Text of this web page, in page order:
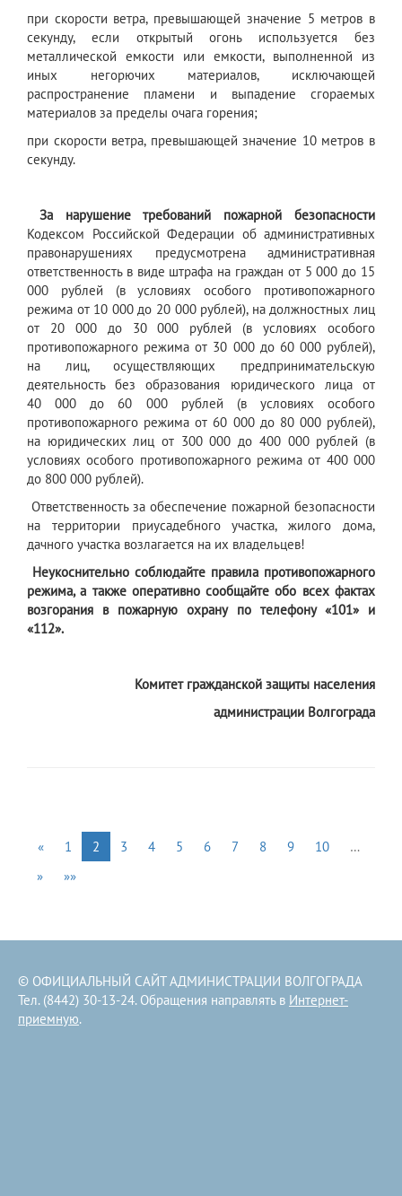
при скорости ветра, превышающей значение 5 метров в
секунду, если открытый огонь используется без
металлической емкости или емкости, выполненной из
иных негорючих материалов, исключающей
распространение пламени и выпадение сгораемых
материалов за пределы очага горения;
при скорости ветра, превышающей значение 10 метров в
секунду.
За нарушение требований пожарной безопасности
Кодексом Российской Федерации об административных
правонарушениях предусмотрена административная
ответственность в виде штрафа на граждан от 5 000 до 15
000 рублей (в условиях особого противопожарного
режима от 10 000 до 20 000 рублей), на должностных лиц
от 20 000 до 30 000 рублей (в условиях особого
противопожарного режима от 30 000 до 60 000 рублей),
на лиц, осуществляющих предпринимательскую
деятельность без образования юридического лица от
40 000 до 60 000 рублей (в условиях особого
противопожарного режима от 60 000 до 80 000 рублей),
на юридических лиц от 300 000 до 400 000 рублей (в
условиях особого противопожарного режима от 400 000
до 800 000 рублей).
Ответственность за обеспечение пожарной безопасности
на территории приусадебного участка, жилого дома,
дачного участка возлагается на их владельцев!
Неукоснительно соблюдайте правила противопожарного
режима, а также оперативно сообщайте обо всех фактах
возгорания в пожарную охрану по телефону «101» и
«112».
Комитет гражданской защиты населения
администрации Волгограда
« 1 2 3 4 5 6 7 8 9 10
…
»
»»
© ОФИЦИАЛЬНЫЙ САЙТ АДМИНИСТРАЦИИ ВОЛГОГРАДА
Тел. (8442) 30-13-24. Обращения направлять в Интернет-
приемную.